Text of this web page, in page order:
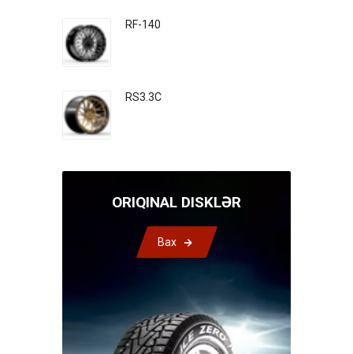
RF-140
RS3.3C
ORIQINAL DISKLƏR
Bax